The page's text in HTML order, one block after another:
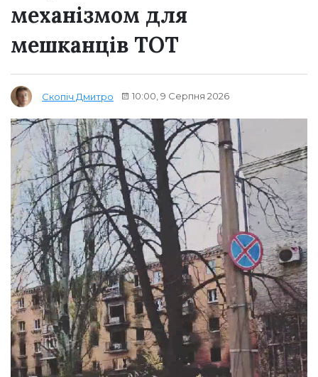
механізмом для
мешканців ТОТ
Скопіч Дмитро 10:00, 9 Серпня 2026